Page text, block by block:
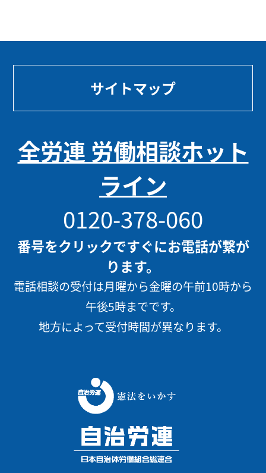
サイトマップ
全労連 労働相談ホット
ライン
0120-378-060
番号をクリックですぐにお電話が繋が
ります。
電話相談の受付は月曜から金曜の午前10時から
午後5時までです。
地方によって受付時間が異なります。